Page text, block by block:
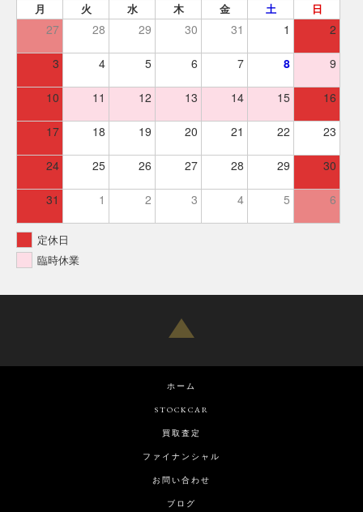
月 火 水 木 金 土 日
27 28 29 30 31 1 2
3 4 5 6 7 8 9
10 11 12 13 14 15 16
17 18 19 20 21 22 23
24 25 26 27 28 29 30
31 1 2 3 4 5 6
定休日
臨時休業
ホーム
STOCKCAR
買取査定
ファイナンシャル
お問い合わせ
ブログ